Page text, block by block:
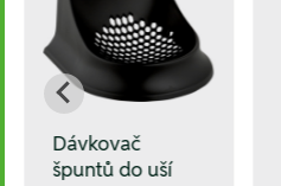
Dávkovač
špuntů do uší